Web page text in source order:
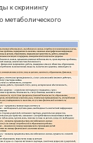
к скринингу
метаболического